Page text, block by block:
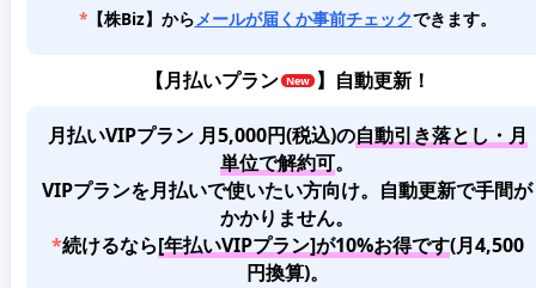
*【株Biz】からメールが届くか事前チェックできます。
【月払いプラン 】自動更新！
月払いVIPプラン 月5,000円(税込)の自動引き落とし・月
単位で解約可。
VIPプランを月払いで使いたい方向け。自動更新で手間が
かかりません。
*続けるなら[年払いVIPプラン]が10%お得です(月4,500
円換算)。